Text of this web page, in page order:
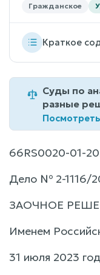
Гражданское
Краткое
Суды по
разные
66RS0020-01-
Дело № 2-1116/
ЗАОЧНОЕ
Именем
31 июля 2023